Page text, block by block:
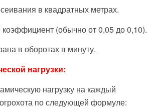
в квадратных метрах.
(обычно от 0,05 до 0,10).
в оборотах в минуту.
нагрузки:
нагрузку на каждый
по следующей формуле: